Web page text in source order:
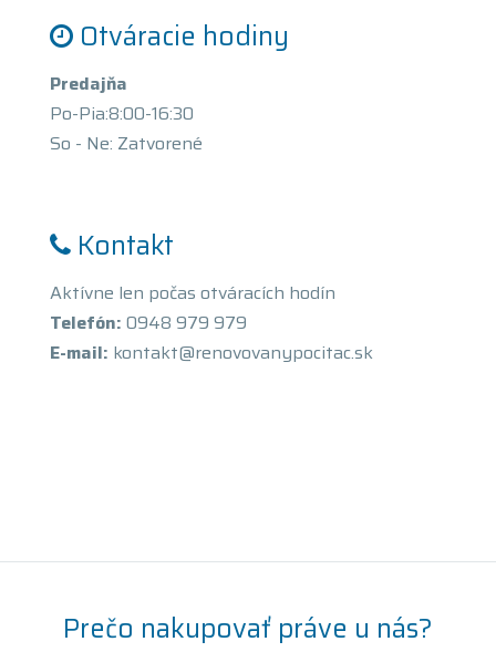
Otváracie hodiny
Predajňa
Po-Pia:8:00-16:30
So - Ne: Zatvorené
Kontakt
Aktívne len počas otváracích hodín
Telefón: 0948 979 979
E-mail: kontakt@renovovanypocitac.sk
Prečo nakupovať práve u nás?